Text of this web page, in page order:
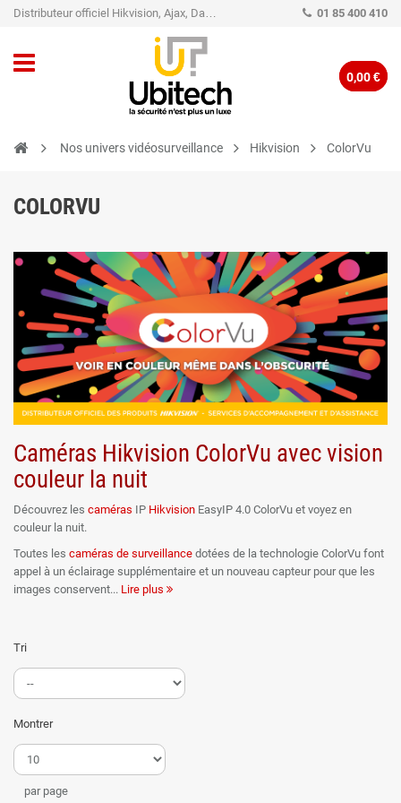
Distributeur officiel Hikvision, Ajax, Dahua, TP-Link - Caméra de vidéo surveillance - Alarme 01 85 400 410
0,00 €
Nos univers vidéosurveillance Hikvision ColorVu
COLORVU
Caméras Hikvision ColorVu avec vision
couleur la nuit
Découvrez les caméras IP Hikvision EasyIP 4.0 ColorVu et voyez en
couleur la nuit.
Toutes les caméras de surveillance dotées de la technologie ColorVu font
appel à un éclairage supplémentaire et un nouveau capteur pour que les
images conservent
Lire plus
avec une super ouverture F1.0, un capteur plus avancé, un éclairage
supplémentaire chaleureux et toute une palette d'autres technologies.
Avec un rendu vidéo plus lumineux et plus coloré, les caméras de
niveau de détail très important de jour comme de nuit.
Lorsque vous utilisez unecaméra
infrarouge
classique ou en 850nm, les personnes, les véhicules ainsi que
Tri
Montrer
par page